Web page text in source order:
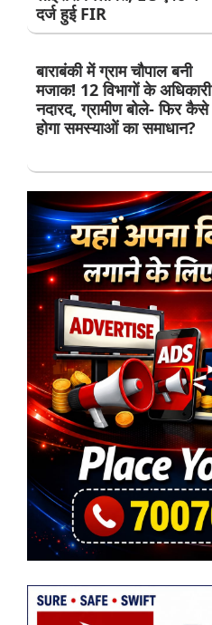
दर्ज हुई FIR
बाराबंकी में ग्राम चौपाल बनी
मजाक! 12 विभागों के अधिकारी
नदारद, ग्रामीण बोले- फिर कैसे
होगा समस्याओं का समाधान?